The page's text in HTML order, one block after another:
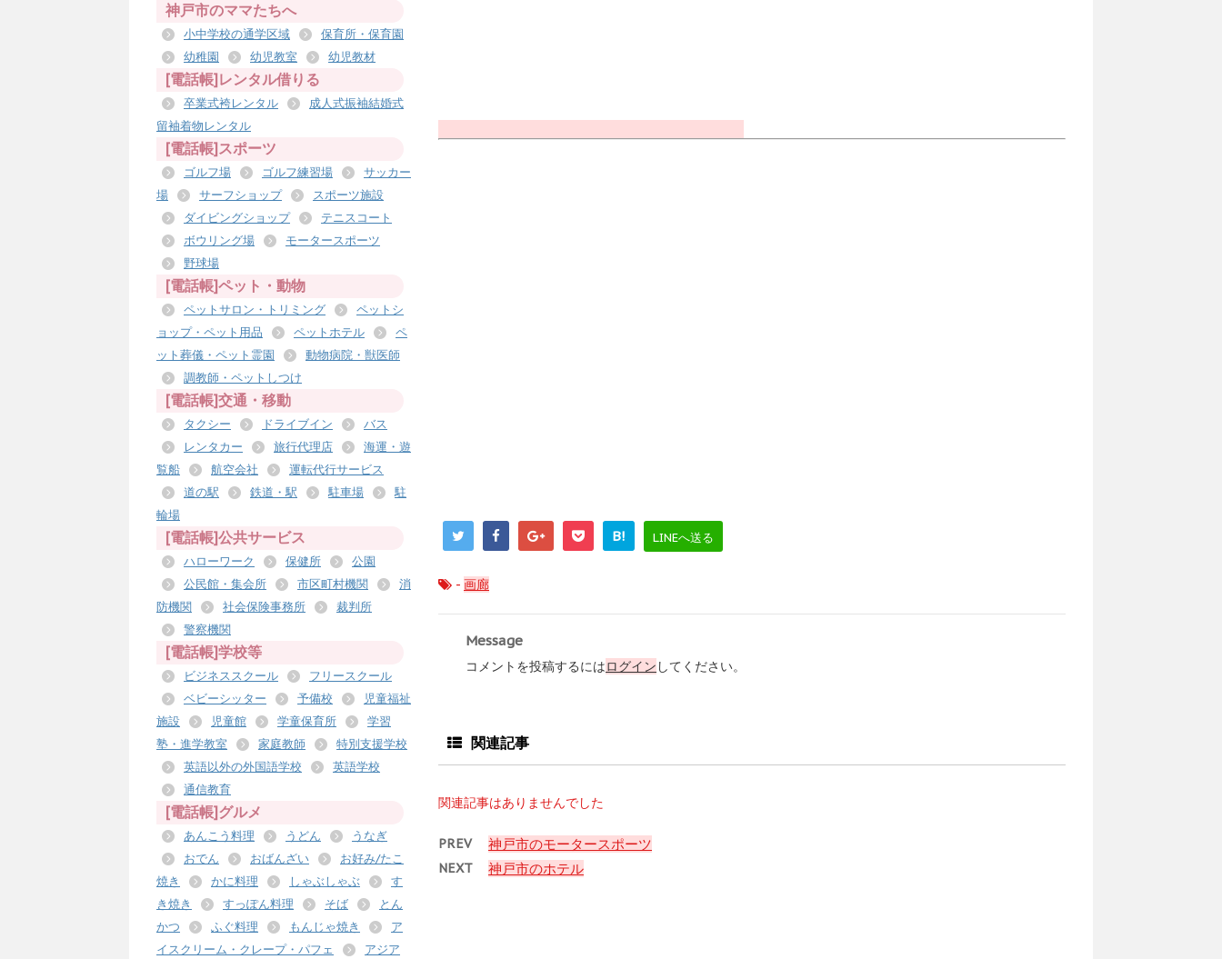
B! LINEへ送る
- 画廊
Message
コメントを投稿するにはログイン してください。
関連記事
関連記事はありませんでした
PREV 神戸市のモータースポーツ
NEXT 神戸市のホテル
神戸市のママたちへ
小中学校の通学区域
保育所・保育園
幼稚園
幼児教室 幼児教材
[電話帳]レンタル借りる
卒業式袴レンタル
成人式振袖結婚式
留袖着物レンタル
[電話帳]スポーツ
ゴルフ場 ゴルフ練習場
サッカー
場
サーフショップ
スポーツ施設
ダイビングショップ
テニスコート
ボウリング場
モータースポーツ
野球場
[電話帳]ペット・動物
ペットサロン・トリミング
ペットシ
ョップ・ペット用品
ペットホテル
ペ
ット葬儀・ペット霊園
動物病院・獣医師
調教師・ペットしつけ
[電話帳]交通・移動
タクシー ドライブイン
バス
レンタカー
旅行代理店
海運・遊
覧船
航空会社
運転代行サービス
道の駅
鉄道・駅 駐車場
駐
輪場
[電話帳]公共サービス
ハローワーク 保健所
公園
公民館・集会所
市区町村機関
消
防機関
社会保険事務所
裁判所
警察機関
[電話帳]学校等
ビジネススクール
フリースクール
ベビーシッター
予備校
児童福祉
施設
児童館 学童保育所
学習
塾・進学教室
家庭教師
特別支援学校
英語以外の外国語学校
英語学校
通信教育
[電話帳]グルメ
あんこう料理 うどん
うなぎ
おでん
おばんざい
お好み/たこ
焼き
かに料理 しゃぶしゃぶ
す
き焼き
すっぽん料理 そば
とん
かつ
ふぐ料理 もんじゃ焼き
ア
イスクリーム・クレープ・パフェ
アジア